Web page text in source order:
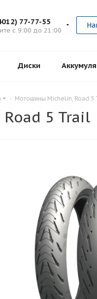
77-77-55
с 9:00 до 21:00
Диски
- Мотошины Michelin, Road 5
5 Trail